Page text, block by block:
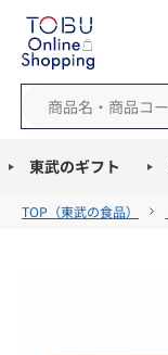
東武のギフト
TOP（東武の食品）